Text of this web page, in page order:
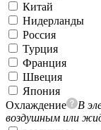
Китай
Нидерланды
Россия
Турция
Франция
Швеция
Япония
Охлаждение
В
воздушным или